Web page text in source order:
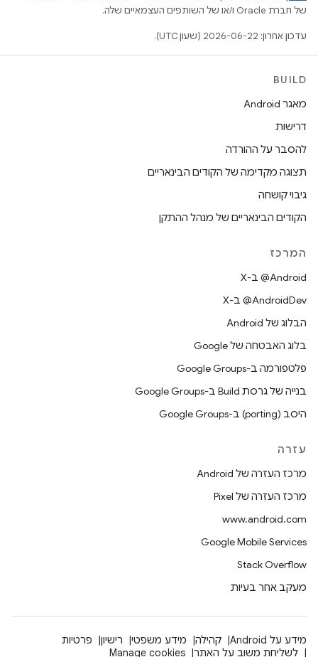
של חברת Oracle ו/או של השותפים העצמאיים שלה.
עדכון אחרון: 2026-06-22 (שעון UTC).
BUILD
מאגר Android
דרישות
להסבר על ההורדה
תצוגה מקדימה של הקודים הבינאריים
גיבוי קושחה
הקודים הבינאריים של מנהל ההתקן
המרכז
‫‎@Android ב-X
‫‎@AndroidDev ב-X
הבלוג של Android
בלוג האבטחה של Google
פלטפורמה ב-Google Groups
בנייה של גרסת Build ב-Google Groups
היסב (porting) ב-Google Groups
עזרה
מרכז העזרה של Android
מרכז העזרה של Pixel
www.android.com
Google Mobile Services
Stack Overflow
מעקב אחר בעיות
מידע על Android קהילה מידע משפטי רישיון
פרטיות
לשליחת משוב על האתר
Manage cookies